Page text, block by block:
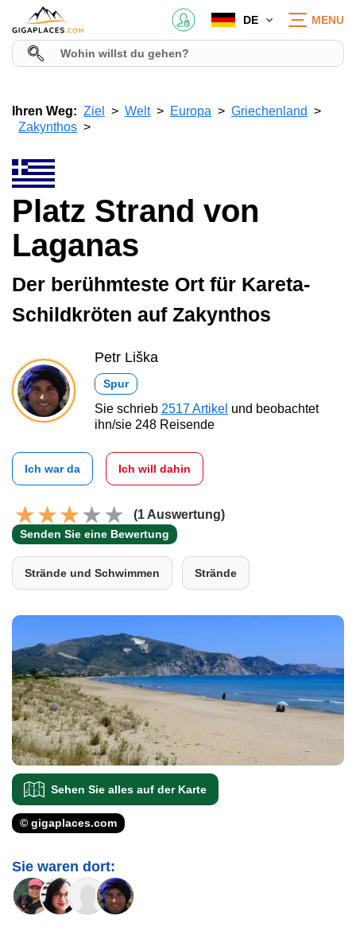
DE MENU
Ihren Weg: Ziel Welt Europa
Griechenland
Zakynthos
Platz Strand von
Laganas
Der berühmteste Ort für Kareta-
Schildkröten auf Zakynthos
Petr Liška
Spur
Sie schrieb 2517 Artikel und beobachtet
ihn/sie 248 Reisende
Ich war da Ich will dahin
(1 Auswertung)
Senden Sie eine Bewertung
Strände und Schwimmen Strände
Sehen Sie alles auf der Karte
© gigaplaces.com
Sie waren dort: